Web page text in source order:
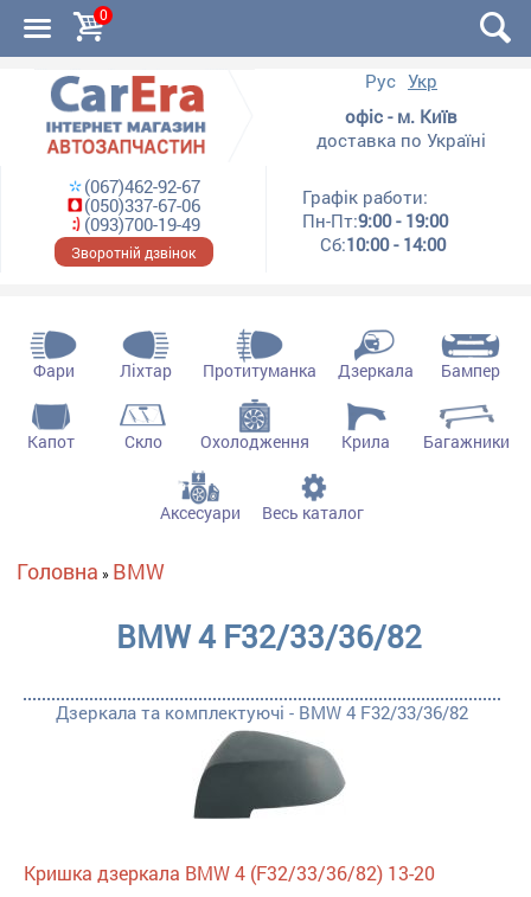
0
Рус Укр
офіс - м. Київ
доставка по Україні
(067)462-92-67
(050)337-67-06
(093)700-19-49
Зворотній дзвінок
Графік работи:
Пн-Пт:9:00 - 19:00
Сб:10:00 - 14:00
Фари Ліхтар Протитуманка Дзеркала Бампер
Капот Скло Охолодження Крила Багажники
Аксесуари Весь каталог
Ви є тут
Головна » BMW
BMW 4 F32/33/36/82
Дзеркала та комплектуючі - BMW 4 F32/33/36/82
Кришка дзеркала BMW 4 (F32/33/36/82) 13-20